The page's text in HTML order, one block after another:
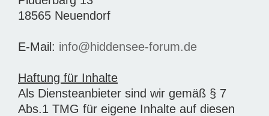
18565 Neuendorf
E-Mail: info@hiddensee-forum.de
Haftung für Inhalte
Als Diensteanbieter sind wir gemäß § 7
Abs.1 TMG für eigene Inhalte auf diesen